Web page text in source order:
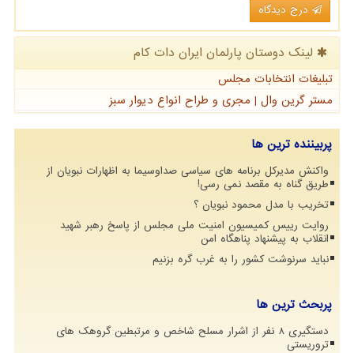
درج دیدگاه
لینک دوستان پارلمان ایران دات كام
تبلیغات انتخابات مجلس
مستر گرین وال | مجری و طراح انواع دیوار سبز
پربیننده ترین ها
واکنش مدیرکل برنامه های سیاسی صداوسیما به اظهارات نبویان از
طریق گناه به مقصد نمی رسی!
تخریب با مدل محمود نبویان ؟
روایت رییس کمیسیون امنیت ملی مجلس از پاسخ رهبر شهید
انقلاب به پیشنهاد پناهگاه امن
نباید سرنوشت کشور را به غرب گره بزنیم
پربحث ترین ها
دستگیری 8 نفر از اشرار مسلح شاخص و مرتبطین گروهک های
تروریستی